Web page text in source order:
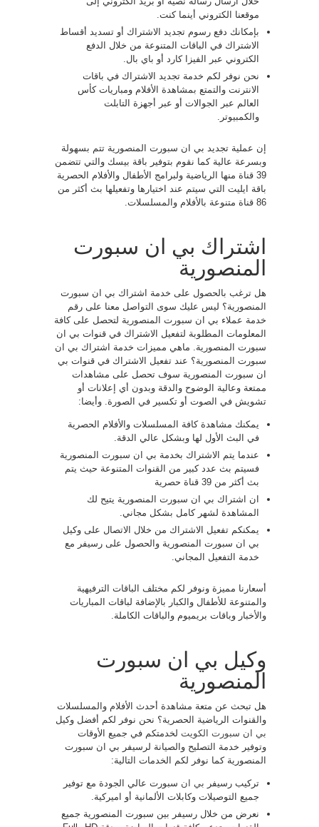
موقعنا الكتروني أينما كنت.
بإمكانك دفع رسوم تجديد الاشتراك أو تسديد أقساط
الاشتراك في الباقات المتنوعة من خلال الدفع
الكتروني عبر الفيزا كارد أو باي بال.
نحن نوفر لكم خدمة تجديد الاشتراك في باقات
الانترنت والتمتع بمشاهدة الأفلام ومباريات كأس
العالم عبر الجوالات أو عبر أجهزة التابلت
والكمبيوتر.
إن عملية تجديد بي ان سبورت المنصورية تتم بسهولة
وبسرعة عالية كما نقوم بتوفير باقة بيسك والتي تتضمن
39 قناة منها الرياضية ولبرامج الأطفال والأفلام الحصرية
باقة ايليت التي سيتم عند اختيارها وتفعيلها بث أكثر من
86 قناة متنوعة بالأفلام والمسلسلات.
اشتراك بي ان سبورت
المنصورية
هل ترغب بالحصول على خدمة اشتراك بي ان سبورت
المنصورية؟ ليس عليك سوى التواصل معنا على رقم
خدمة عملاء بي ان سبورت المنصورية لتحصل على كافة
المعلومات المطلوبة لتفعيل الاشتراك في قنوات بي ان
سبورت المنصورية. ماهي مميزات خدمة اشتراك بي ان
سبورت المنصورية؟ عند تفعيل الاشتراك في قنوات بي
ان سبورت المنصورية سوف تحصل على مشاهدات
ممتعة وعالية الوضوح والدقة وبدون أي إعلانات أو
تشويش في الصوت أو تكسير في الصورة. وأيضا:
يمكنك مشاهدة كافة المسلسلات والأفلام الحصرية
في البث الأول لها وبشكل عالي الدقة.
عندما يتم الاشتراك بخدمة بي ان سبورت المنصورية
فسيتم بث عدد كبير من القنوات المتنوعة حيث يتم
بث أكثر من 39 قناة حصرية
ان اشتراك بي ان سبورت المنصورية يتيح لك
المشاهدة لشهر كامل بشكل مجاني.
يمكنكم تفعيل الاشتراك من خلال الاتصال على وكيل
بي ان سبورت المنصورية والحصول على رسيفر مع
خدمة التفعيل المجاني.
أسعارنا مميزة ونوفر لكم مختلف الباقات الترفيهية
والمتنوعة للأطفال والكبار بالإضافة لباقات المباريات
والأخبار وباقات بريميوم والباقات الكاملة.
وكيل بي ان سبورت
المنصورية
هل تبحث عن متعة مشاهدة أحدث الأفلام والمسلسلات
والقنوات الرياضية الحصرية؟ نحن نوفر لكم أفضل وكيل
بي ان سبورت الكويت لخدمتكم في جميع الأوقات
وتوفير خدمة التصليح والصيانة لرسيفر بي ان سبورت
المنصورية كما نوفر لكم الخدمات التالية:
تركيب رسيفر بي ان سبورت عالي الجودة مع توفير
جميع التوصيلات وكابلات الألمانية أو اميركية.
نعرض من خلال رسيفر بين سبورت المنصورية جميع